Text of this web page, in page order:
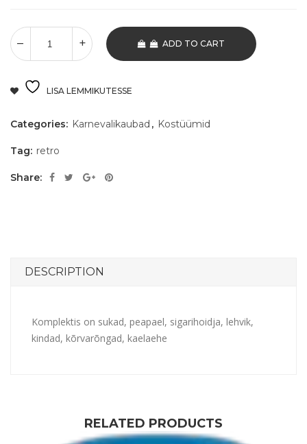
ADD TO CART
LISA LEMMIKUTESSE
Categories: Karnevalikaubad , Kostüümid
Tag: retro
Share:
DESCRIPTION
Komplektis on sukad, peapael, sigarihoidja, lehvik,
kindad, kõrvarõngad, kaelaehe
RELATED PRODUCTS